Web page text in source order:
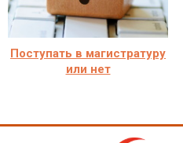
Поступать в магистратуру
или нет